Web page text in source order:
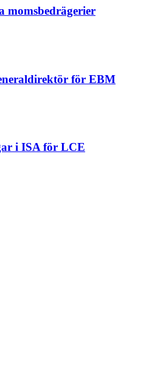
momsbedrägerier
för EBM
i ISA för LCE